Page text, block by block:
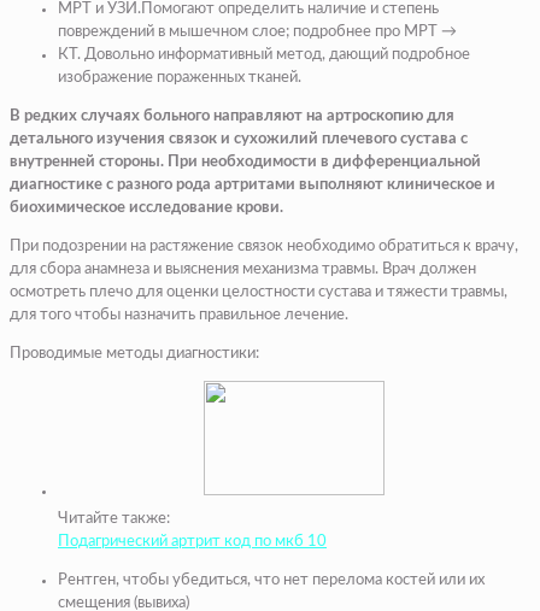
МРТ и УЗИ. Помогают определить наличие и степень
повреждений в мышечном слое; подробнее про МРТ →
КТ. Довольно информативный метод, дающий подробное
изображение пораженных тканей.
В редких случаях больного направляют на артроскопию для
детального изучения связок и сухожилий плечевого сустава с
внутренней стороны. При необходимости в дифференциальной
диагностике с разного рода артритами выполняют клиническое и
биохимическое исследование крови.
При подозрении на растяжение связок необходимо обратиться к врачу,
для сбора анамнеза и выяснения механизма травмы. Врач должен
осмотреть плечо для оценки целостности сустава и тяжести травмы,
для того чтобы назначить правильное лечение.
Проводимые методы диагностики:
Читайте также:
Подагрический артрит код по мкб 10
Рентген, чтобы убедиться, что нет перелома костей или их
смещения (вывиха)